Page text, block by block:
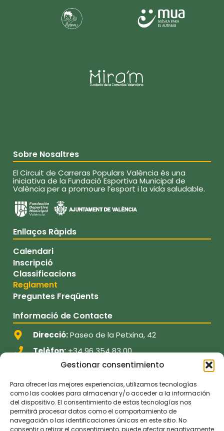
Gestionar consentimiento
Para ofrecer las mejores experiencias, utilizamos tecnologías
como las cookies para almacenar y/o acceder a la información
del dispositivo. El consentimiento de estas tecnologías nos
permitirá procesar datos como el comportamiento de
navegación o las identificaciones únicas en este sitio. No
consentir o retirar el consentimiento, puede afectar negativamente
Sobre Nosaltres
El Circuit de Carreras Populars València és una
iniciativa de la Fundació Esportiva Municipal de
València per a promoure l’esport i la vida saludable.
Enllaços Ràpids
Calendari
Inscripció
Classificacions
Reglament
Preguntes Freqüents
Informació de Contacte
Direcció:Paseo de la Petxina, 42
Telèfon:+34 96 354 83 00
informacion@fdmvalencia.es
Segueix-nos